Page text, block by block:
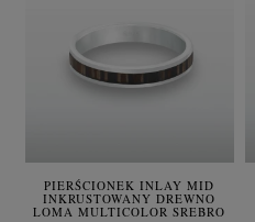
PIERŚCIONEK INLAY MID
INKRUSTOWANY DREWNO
LOMA MULTICOLOR SREBRO